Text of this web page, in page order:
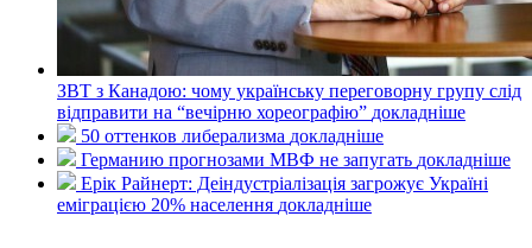
ЗВТ з Канадою: чому українську переговорну групу слід
відправити на “вечірню хореографію” докладнiше
50 оттенков либерализма докладнiше
Германию прогнозами МВФ не запугать докладнiше
Ерік Райнерт: Деіндустріалізація загрожує Україні
еміграцією 20% населення докладнiше